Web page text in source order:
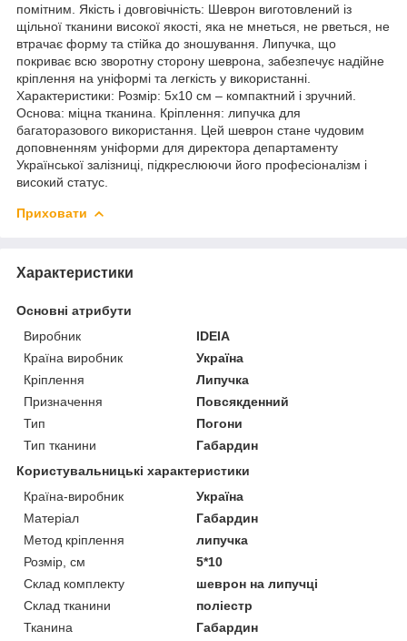
помітним. Якість і довговічність: Шеврон виготовлений із
щільної тканини високої якості, яка не мнеться, не рветься, не
втрачає форму та стійка до зношування. Липучка, що
покриває всю зворотну сторону шеврона, забезпечує надійне
кріплення на уніформі та легкість у використанні.
Характеристики: Розмір: 5х10 см – компактний і зручний.
Основа: міцна тканина. Кріплення: липучка для
багаторазового використання. Цей шеврон стане чудовим
доповненням уніформи для директора департаменту
Української залізниці, підкреслюючи його професіоналізм і
високий статус.
Приховати
Характеристики
Основні атрибути
Виробник
IDEIA
Країна виробник
Україна
Кріплення
Липучка
Призначення
Повсякденний
Тип
Погони
Тип тканини
Габардин
Користувальницькі характеристики
Країна-виробник
Україна
Матеріал
Габардин
Метод кріплення
липучка
Розмір, см
5*10
Склад комплекту
шеврон на липучці
Склад тканини
поліестр
Тканина
Габардин